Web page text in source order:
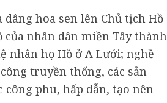
hoa sen lên Chủ tịch Hồ
nhân dân miền Tây thành
nhân họ Hồ ở A Lưới; nghề
truyền thống, các sản
công phu, hấp dẫn, tạo nên